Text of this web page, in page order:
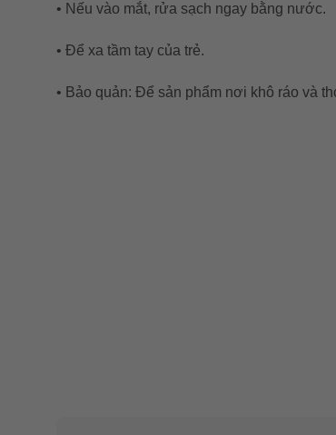
• Nếu vào mắt, rửa sạch ngay bằng nước.
• Để xa tầm tay của trẻ.
• Bảo quản: Để sản phẩm nơi khô ráo và